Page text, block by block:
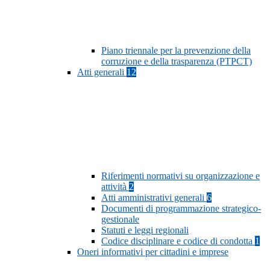
Piano triennale per la prevenzione della
corruzione e della trasparenza (PTPCT)
Atti generali 12
Riferimenti normativi su organizzazione e
attività 2
Atti amministrativi generali 6
Documenti di programmazione strategico-
gestionale
Statuti e leggi regionali
Codice disciplinare e codice di condotta 1
Oneri informativi per cittadini e imprese